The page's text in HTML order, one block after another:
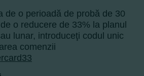
de o perioadă de probă de 30
o reducere de 33% la planul
lunar, introduceţi codul unic
comenzii